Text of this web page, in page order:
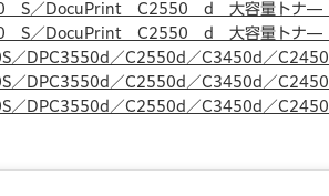
S／DocuPrint C2550 d 大容量トナ―
S／DocuPrint C2550 d 大容量トナ―
／DPC3550d／C2550d／C3450d／
／DPC3550d／C2550d／C3450d／
／DPC3550d／C2550d／C3450d／